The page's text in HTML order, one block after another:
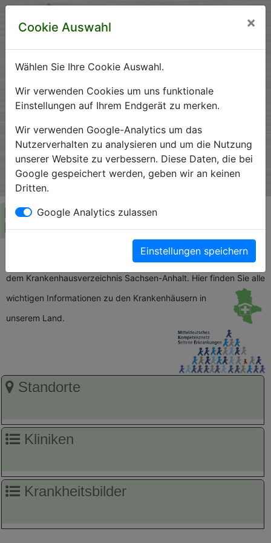
Krankenhausverzeichnis
Sachsen-Anhalt
Ein Service der Krankenhausgesellschaft Sachsen-Anhalt
e.V.
Herzlich Willkommen auf den Seiten der
Krankenhäuser Sachsen-Anhalts
Die Krankenhausgesellschaft Sachsen-Anhalt begrüßt Sie auf
dem Krankenhausverzeichnis Sachsen-Anhalt. Hier finden Sie alle
wichtigen Informationen zu den Krankenhäusern in
unserem Land.
Standorte
Kliniken
Krankheitsbilder
Cookie Auswahl ×
Wählen Sie Ihre Cookie Auswahl.
Wir verwenden Cookies um uns funktionale
Einstellungen auf Ihrem Endgerät zu merken.
Wir verwenden Google-Analytics um das
Nutzerverhalten zu analysieren und um die Nutzung
unserer Website zu verbessern. Diese Daten, die bei
Google gespeichert werden, geben wir an keinen
Dritten.
Google Analytics zulassen
Einstellungen speichern